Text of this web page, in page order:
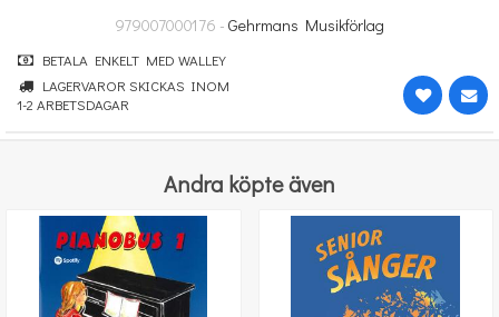
979007000176 - Gehrmans Musikförlag
BETALA ENKELT MED WALLEY
LAGERVAROR SKICKAS INOM
1-2 ARBETSDAGAR
Andra köpte även